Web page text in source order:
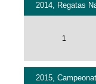
2014, Regatas
1
2015,